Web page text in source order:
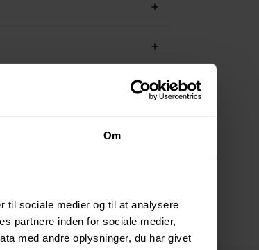
Om
til sociale medier og til at analysere
partnere inden for sociale medier,
med andre oplysninger, du har givet